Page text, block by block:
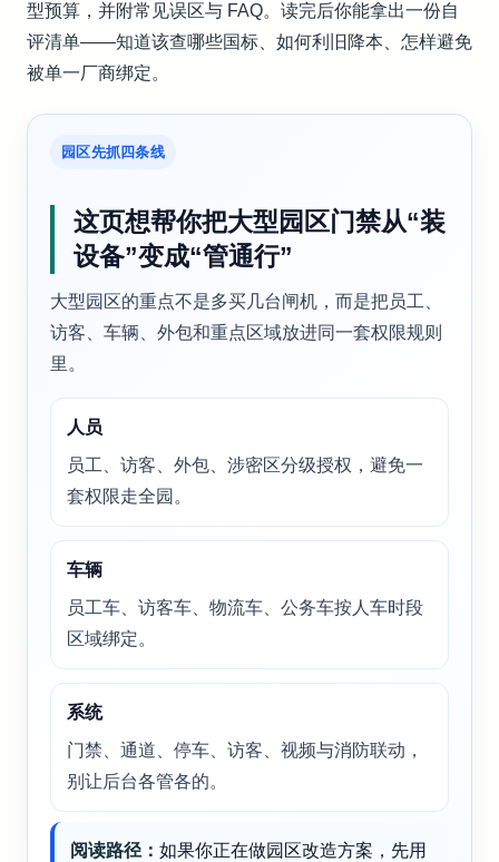
型预算，并附常见误区与 FAQ。读完后你能拿出一份自
评清单——知道该查哪些国标、如何利旧降本、怎样避免
被单一厂商绑定。
园区先抓四条线
这页想帮你把大型园区门禁从“装
设备”变成“管通行”
大型园区的重点不是多买几台闸机，而是把员工、
访客、车辆、外包和重点区域放进同一套权限规则
里。
人员
员工、访客、外包、涉密区分级授权，避免一
套权限走全园。
车辆
员工车、访客车、物流车、公务车按人车时段
区域绑定。
系统
门禁、通道、停车、访客、视频与消防联动，
别让后台各管各的。
阅读路径： 如果你正在做园区改造方案，先用